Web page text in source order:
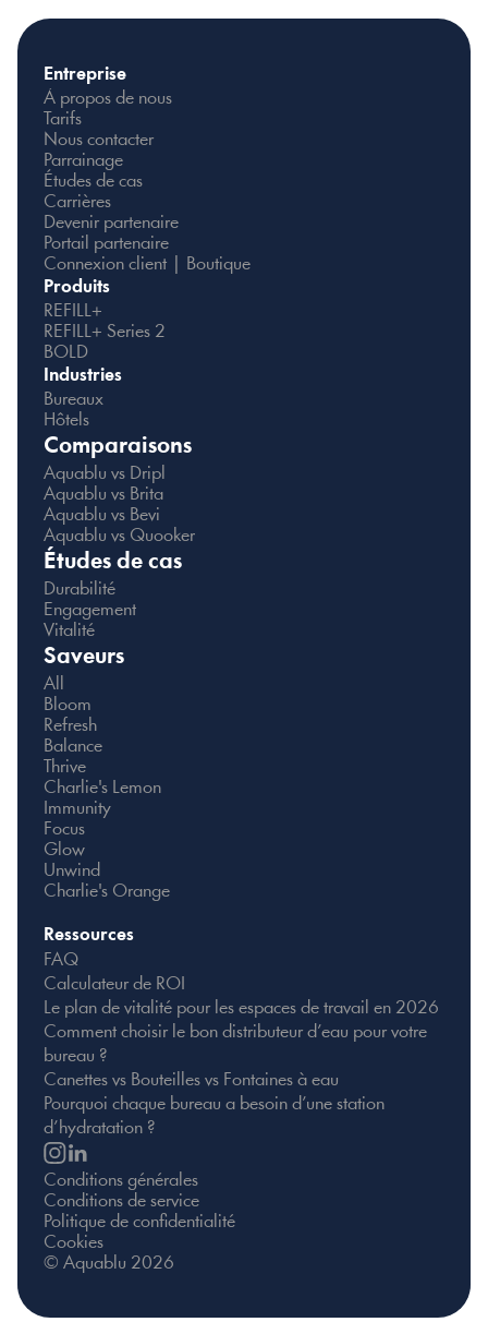
Entreprise
À propos de nous
Tarifs
Nous contacter
Parrainage
Études de cas
Carrières
Devenir partenaire
Portail partenaire
Connexion client | Boutique
Produits
REFILL+
REFILL+ Series 2
BOLD
Industries
Bureaux
Hôtels
Comparaisons
Aquablu vs Dripl
Aquablu vs Brita
Aquablu vs Bevi
Aquablu vs Quooker
Études de cas
Durabilité
Engagement
Vitalité
Saveurs
All
Bloom
Refresh
Balance
Thrive
Charlie's Lemon
Immunity
Focus
Glow
Unwind
Charlie's Orange
Ressources
FAQ
Calculateur de ROI
Le plan de vitalité pour les espaces de travail en 2026
Comment choisir le bon distributeur d’eau pour votre
bureau ?
Canettes vs Bouteilles vs Fontaines à eau
Pourquoi chaque bureau a besoin d’une station
d’hydratation ?
Conditions générales
Conditions de service
Politique de confidentialité
Cookies
© Aquablu 2026